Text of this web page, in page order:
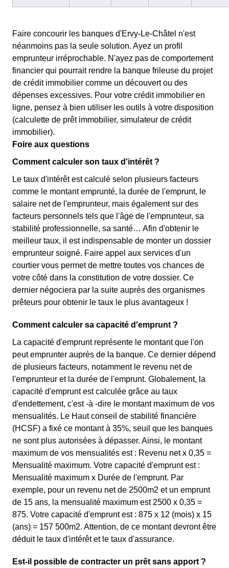
Faire concourir les banques d'Ervy-Le-Châtel n'est
néanmoins pas la seule solution. Ayez un profil
emprunteur irréprochable. N'ayez pas de comportement
financier qui pourrait rendre la banque frileuse du projet
de crédit immobilier comme un découvert ou des
dépenses excessives. Pour votre crédit immobilier en
ligne, pensez à bien utiliser les outils à votre disposition
(calculette de prêt immobilier, simulateur de crédit
immobilier).
Foire aux questions
Comment calculer son taux d'intérêt ?
Le taux d'intérêt est calculé selon plusieurs facteurs
comme le montant emprunté, la durée de l'emprunt, le
salaire net de l'emprunteur, mais également sur des
facteurs personnels tels que l'âge de l'emprunteur, sa
stabilité professionnelle, sa santé… Afin d'obtenir le
meilleur taux, il est indispensable de monter un dossier
emprunteur soigné. Faire appel aux services d'un
courtier vous permet de mettre toutes vos chances de
votre côté dans la constitution de votre dossier. Ce
dernier négociera par la suite auprès des organismes
prêteurs pour obtenir le taux le plus avantageux !
Comment calculer sa capacité d'emprunt ?
La capacité d'emprunt représente le montant que l'on
peut emprunter auprès de la banque. Ce dernier dépend
de plusieurs facteurs, notamment le revenu net de
l'emprunteur et la durée de l'emprunt. Globalement, la
capacité d'emprunt est calculée grâce au taux
d'endettement, c'est -à -dire le montant maximum de vos
mensualités. Le Haut conseil de stabilité financière
(HCSF) a fixé ce montant à 35%, seuil que les banques
ne sont plus autorisées à dépasser. Ainsi, le montant
maximum de vos mensualités est : Revenu net x 0,35 =
Mensualité maximum. Votre capacité d'emprunt est :
Mensualité maximum x Durée de l'emprunt. Par
exemple, pour un revenu net de 2500m2 et un emprunt
de 15 ans, la mensualité maximum est 2500 x 0,35 =
875. Votre capacité d'emprunt est : 875 x 12 (mois) x 15
(ans) = 157 500m2. Attention, de ce montant devront être
déduit le taux d'intérêt et le taux d'assurance.
Est-il possible de contracter un prêt sans apport ?